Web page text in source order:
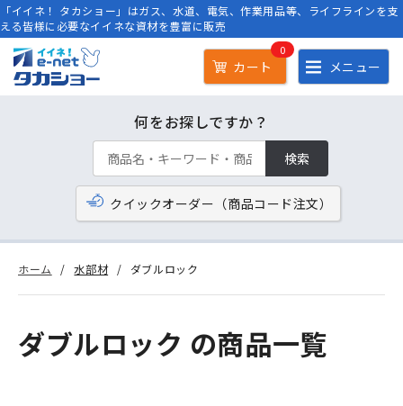
「イイネ！ タカショー」はガス、水道、電気、作業用品等、ライフラインを支
える皆様に必要なイイネな資材を豊富に販売
カート
0
メニュー
何をお探しですか？
検索
クイックオーダー（商品コード注文）
ホーム 水部材 ダブルロック
ダブルロック の商品一覧